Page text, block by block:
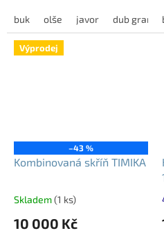
zavěšení oblečení je ideální
volbou do...
buk olše javor dub grande
Výprodej
–43 %
Kombinovaná skříň TIMIKA
Skladem(1 ks)
10 000 Kč